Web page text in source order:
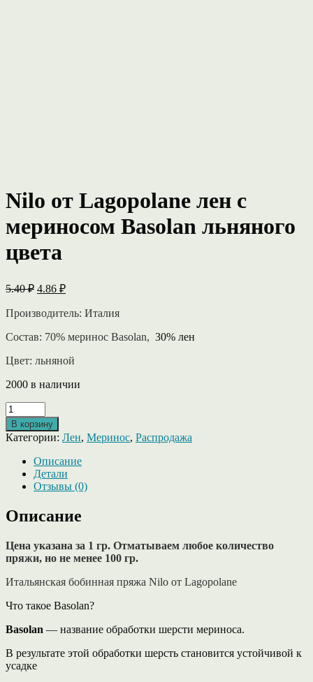
Nilo от Lagopolane лен c
мериносом Basolan льняного
цвета
5.40₽ Первоначальная
составляла
4.86 ₽Текущая
4.86 ₽.
Производитель: Италия
Состав: 70% меринос Basolan, 30% лен
Цвет: льняной
2000 в наличии
Количество
товара
Nilo
от
Lagopolane
мериносом
Basolan
льняного
В корзину
Категории: Лен, Меринос, Распродажа
Описание
Детали
Отзывы (0)
Описание
Цена указана за 1 гр. Отматываем любое количество
пряжи, но не менее 100 гр.
Итальянская бобинная пряжа Nilo от Lagopolane
Что такое Basolan?
Basolan — название обработки шерсти мериноса.
В результате этой обработки шерсть становится устойчивой к
усадке